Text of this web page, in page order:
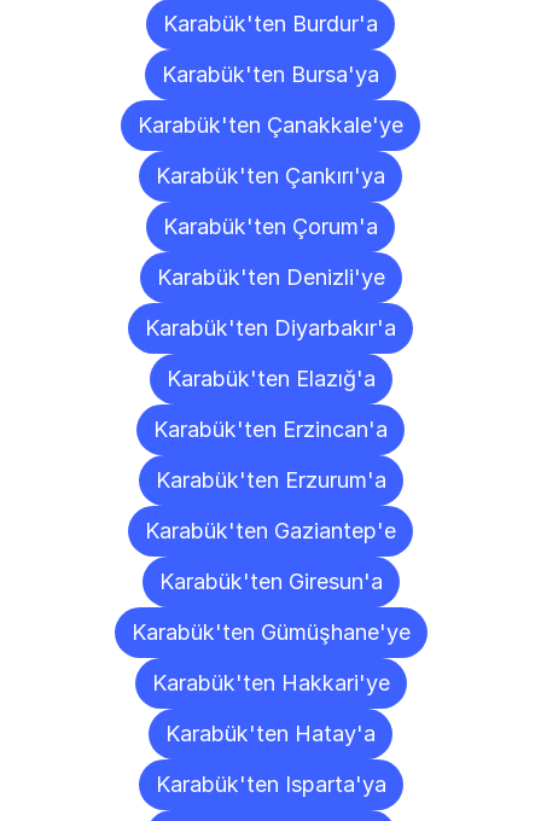
Karabük'ten Burdur'a
Karabük'ten Bursa'ya
Karabük'ten Çanakkale'ye
Karabük'ten Çankırı'ya
Karabük'ten Çorum'a
Karabük'ten Denizli'ye
Karabük'ten Diyarbakır'a
Karabük'ten Elazığ'a
Karabük'ten Erzincan'a
Karabük'ten Erzurum'a
Karabük'ten Gaziantep'e
Karabük'ten Giresun'a
Karabük'ten Gümüşhane'ye
Karabük'ten Hakkari'ye
Karabük'ten Hatay'a
Karabük'ten Isparta'ya